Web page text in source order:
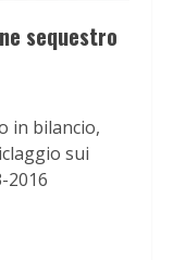
sequestro
in bilancio,
sui
2016